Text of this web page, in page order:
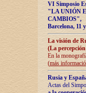
VI Simposio
"LA UNIÓN
CAMBIOS",
Barcelona, 11
La visión de
(La
En la
(más
Rusia y
Actas del